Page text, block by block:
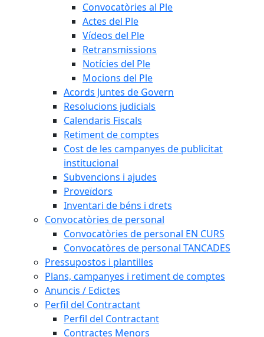
Convocatòries al Ple
Actes del Ple
Vídeos del Ple
Retransmissions
Notícies del Ple
Mocions del Ple
Acords Juntes de Govern
Resolucions judicials
Calendaris Fiscals
Retiment de comptes
Cost de les campanyes de publicitat
institucional
Subvencions i ajudes
Proveïdors
Inventari de béns i drets
Convocatòries de personal
Convocatòries de personal EN CURS
Convocatòres de personal TANCADES
Pressupostos i plantilles
Plans, campanyes i retiment de comptes
Anuncis / Edictes
Perfil del Contractant
Perfil del Contractant
Contractes Menors